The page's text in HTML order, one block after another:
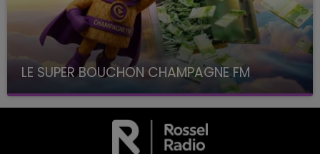
LE SUPER BOUCHON CHAMPAGNE FM
avec La Famille Champagne FM, à 8H10